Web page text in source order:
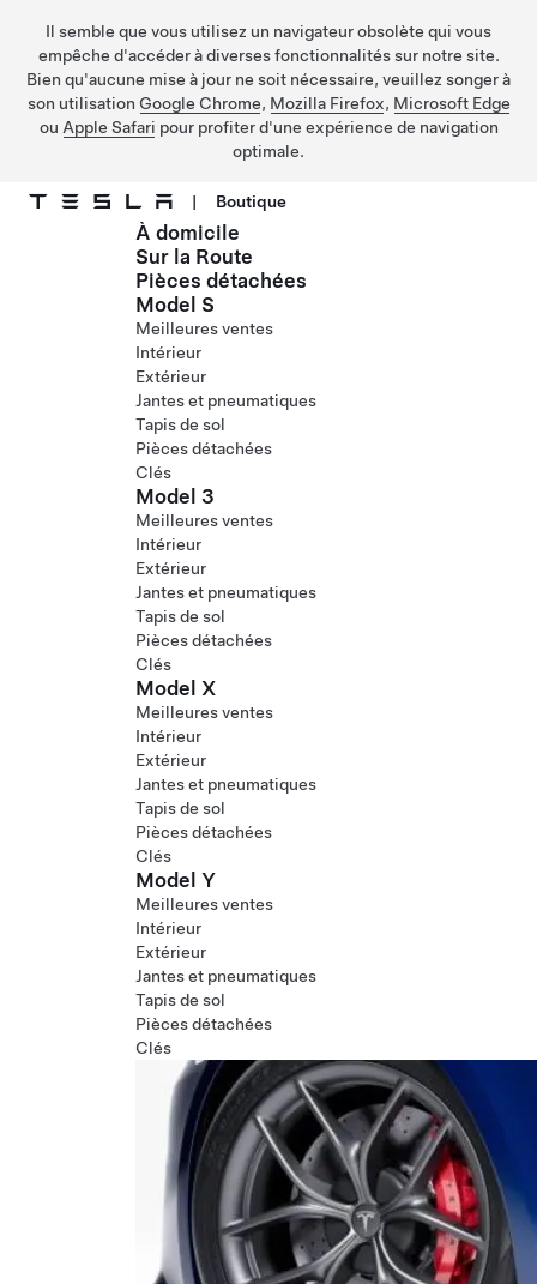
Il semble que vous utilisez un navigateur obsolète qui vous
empêche d'accéder à diverses fonctionnalités sur notre site.
Bien qu'aucune mise à jour ne soit nécessaire, veuillez songer à
son utilisation Google Chrome, Mozilla Firefox, Microsoft Edge
ou Apple Safari pour profiter d'une expérience de navigation
optimale.
Passer au contenu principal
| Boutique
À domicile
Sur la Route
Pièces détachées
Model S
Meilleures ventes
Intérieur
Extérieur
Jantes et pneumatiques
Tapis de sol
Pièces détachées
Clés
Model 3
Meilleures ventes
Intérieur
Extérieur
Jantes et pneumatiques
Tapis de sol
Pièces détachées
Clés
Model X
Meilleures ventes
Intérieur
Extérieur
Jantes et pneumatiques
Tapis de sol
Pièces détachées
Clés
Model Y
Meilleures ventes
Intérieur
Extérieur
Jantes et pneumatiques
Tapis de sol
Pièces détachées
Clés